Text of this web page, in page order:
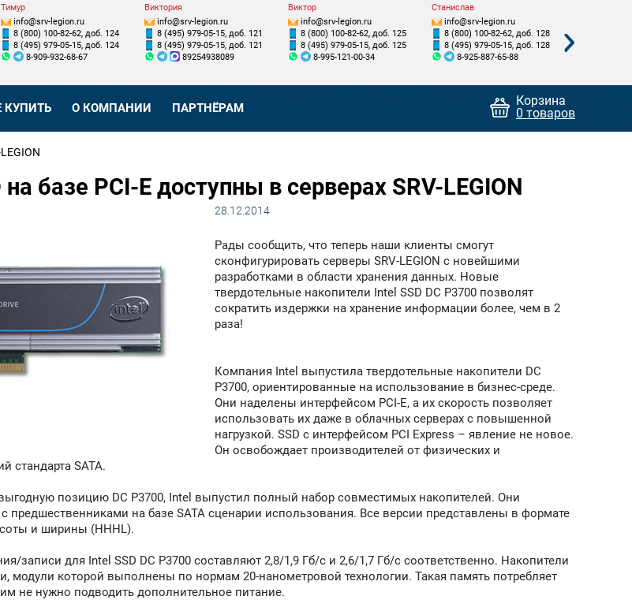
Тимур
info@srv-legion.ru
8 (800) 100-82-62, доб. 124
8 (495) 979-05-15, доб. 124
8-909-932-68-67
Виктория
info@srv-legion.ru
8 (495) 979-05-15, доб. 121
8 (495) 979-05-15, доб. 121
89254938089
Виктор
info@srv-legion.ru
8 (800) 100-82-62, доб. 125
8 (495) 979-05-15, доб. 125
8-995-121-00-34
Станислав
info@srv-legion.ru
8 (800) 100-82-62, доб. 128
8 (495) 979-05-15, доб. 128
8-925-887-65-88
КУПИТЬ О КОМПАНИИ ПАРТНЁРАМ
Корзина
0 товаров
на базе PCI-E доступны в серверах SRV-LEGION
28.12.2014
Рады сообщить, что теперь наши клиенты смогут
сконфигурировать серверы SRV-LEGION с новейшими
разработками в области хранения данных. Новые
твердотельные накопители Intel SSD DC P3700 позволят
сократить издержки на хранение информации более, чем в 2
раза!
Компания Intel выпустила твердотельные накопители DC
P3700, ориентированные на использование в бизнес-среде.
Они наделены интерфейсом PCI-Е, а их скорость позволяет
использовать их даже в облачных серверах с повышенной
нагрузкой. SSD с интерфейсом PCI Express – явление не новое.
Он освобождает производителей от физических и
стандарта SATA.
позицию DC P3700, Intel выпустил полный набор совместимых накопителей. Они
предшественниками на базе SATA сценарии использования. Все версии представлены в формате
и ширины (HHHL).
записи для Intel SSD DC P3700 составляют 2,8/1,9 Гб/с и 2,6/1,7 Гб/с соответственно. Накопители
модули которой выполнены по нормам 20-нанометровой технологии. Такая память потребляет
не нужно подводить дополнительное питание.